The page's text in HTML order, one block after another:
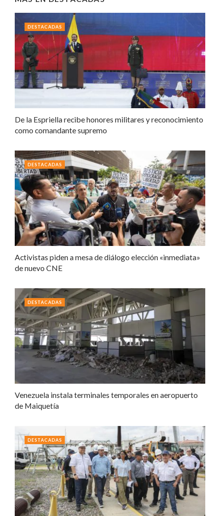
De la Espriella recibe honores militares y reconocimiento
como comandante supremo
DESTACADAS
Activistas piden a mesa de diálogo elección «inmediata»
de nuevo CNE
DESTACADAS
Venezuela instala terminales temporales en aeropuerto
de Maiquetía
DESTACADAS
DESTACADAS